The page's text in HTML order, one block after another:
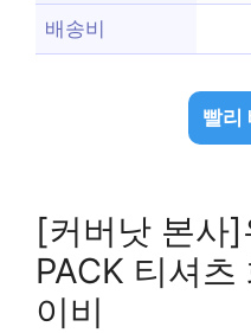
배송비
빨리
[커버낫 본사
PACK 티셔
이비